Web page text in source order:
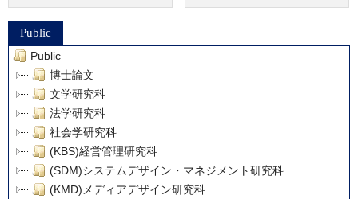
Public
Public
博士論文
文学研究科
法学研究科
社会学研究科
(KBS)経営管理研究科
(SDM)システムデザイン・マネジメント研究科
(KMD)メディアデザイン研究科